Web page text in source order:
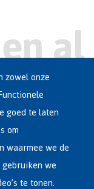
zowel onze
goed te laten
om
waarmee we de
we
te tonen.